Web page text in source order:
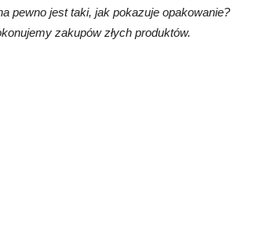
pewno jest taki, jak pokazuje opakowanie?
zakupów złych produktów.